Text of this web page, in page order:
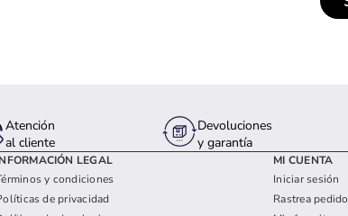
Atención
al cliente
Devoluciones
y garantía
LEGAL
y condiciones
de privacidad
MI CUENTA
Iniciar sesión
Rastrea pedido